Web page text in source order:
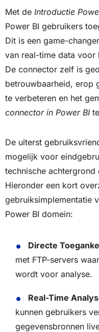
Met de Introductie
Power BI gebruikers
Dit is een game-
van real-time data voor
De connector zelf is
betrouwbaarheid, erop
te verbeteren en het
connector in Power BI
De uiterst
mogelijk voor
technische
Hieronder een kort
gebruiksimplementatie
Power BI domein:
Directe
met FTP-servers
wordt voor analyse.
Real-Time
kunnen gebruikers
gegevensbronnen